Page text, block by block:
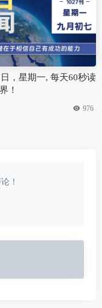
，星期一, 每天60秒读
！
976
！